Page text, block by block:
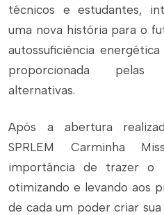
técnicos e estudantes,
uma nova história para o
autossuficiência
proporcionada pelas
alternativas.
Após a abertura
SPRLEM Carminha
importância de trazer o
otimizando e levando aos
de cada um poder criar